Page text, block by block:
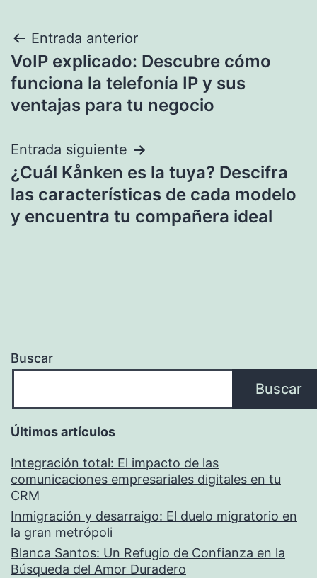
Navegación
de
entradas
Entrada anterior
VoIP explicado: Descubre cómo
funciona la telefonía IP y sus
ventajas para tu negocio
Entrada siguiente
¿Cuál Kånken es la tuya? Descifra
las características de cada modelo
y encuentra tu compañera ideal
Buscar
Buscar
Últimos artículos
Integración total: El impacto de las
comunicaciones empresariales digitales en tu
CRM
Inmigración y desarraigo: El duelo migratorio en
la gran metrópoli
Blanca Santos: Un Refugio de Confianza en la
Búsqueda del Amor Duradero